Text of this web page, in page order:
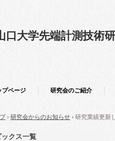
口大学先端計測技術
プページ 研究会のご紹介
› 研究会からのお知らせ › 研究業績更新
ックス一覧